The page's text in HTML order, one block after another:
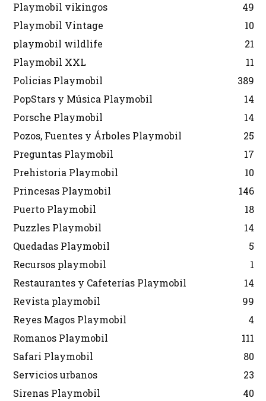
Playmobil vikingos
49
Playmobil Vintage
10
playmobil wildlife
21
Playmobil XXL
11
Policias Playmobil
389
PopStars y Música Playmobil
14
Porsche Playmobil
14
Pozos, Fuentes y Árboles Playmobil
25
Preguntas Playmobil
17
Prehistoria Playmobil
10
Princesas Playmobil
146
Puerto Playmobil
18
Puzzles Playmobil
14
Quedadas Playmobil
5
Recursos playmobil
1
Restaurantes y Cafeterías Playmobil
14
Revista playmobil
99
Reyes Magos Playmobil
4
Romanos Playmobil
111
Safari Playmobil
80
Servicios urbanos
23
Sirenas Playmobil
40